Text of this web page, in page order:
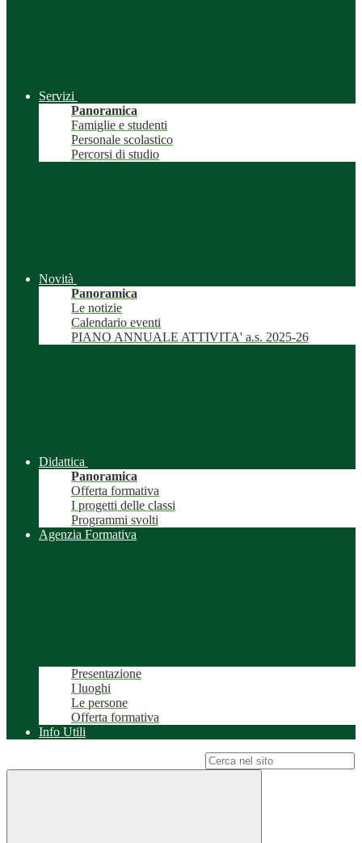
Servizi
Panoramica
Famiglie e studenti
Personale scolastico
Percorsi di studio
Novità
Panoramica
Le notizie
Calendario eventi
PIANO ANNUALE ATTIVITA' a.s. 2025-26
Didattica
Panoramica
Offerta formativa
I progetti delle classi
Programmi svolti
Agenzia Formativa
Presentazione
I luoghi
Le persone
Offerta formativa
Info Utili